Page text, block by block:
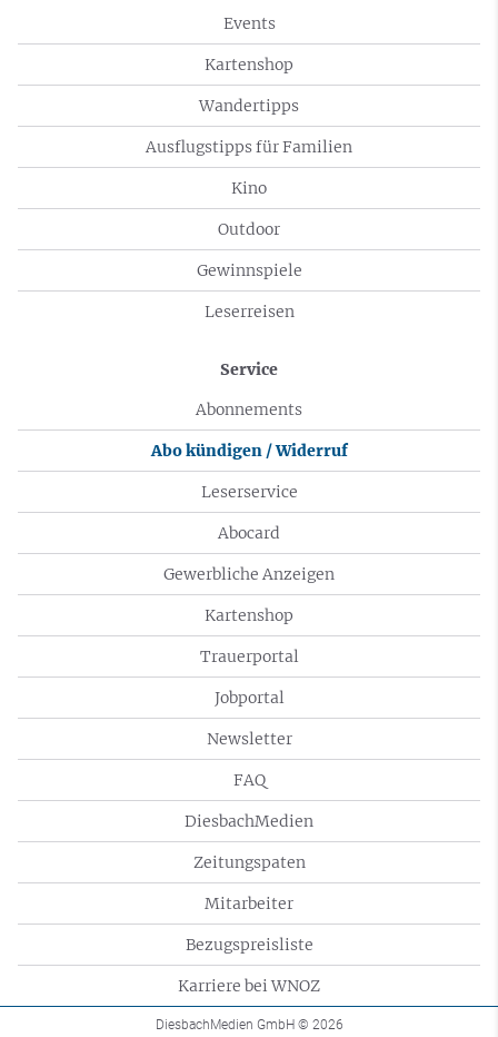
Events
Kartenshop
Wandertipps
Ausflugstipps für Familien
Kino
Outdoor
Gewinnspiele
Leserreisen
Service
Abonnements
Abo kündigen / Widerruf
Leserservice
Abocard
Gewerbliche Anzeigen
Kartenshop
Trauerportal
Jobportal
Newsletter
FAQ
DiesbachMedien
Zeitungspaten
Mitarbeiter
Bezugspreisliste
Karriere bei WNOZ
DiesbachMedien GmbH © 2026